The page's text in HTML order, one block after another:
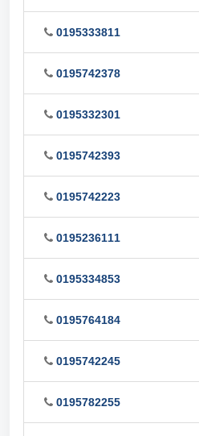
0195333811
0195742378
0195332301
0195742393
0195742223
0195236111
0195334853
0195764184
0195742245
0195782255